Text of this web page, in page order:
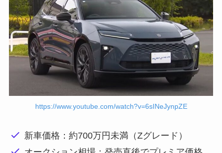
https://www.youtube.com/watch?v=6sINeJynpZE
新車価格：約700万円未満（Zグレード）